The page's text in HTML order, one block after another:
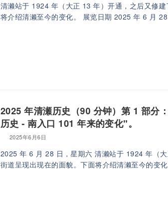
清濑站于 1924 年（大正 13 年）开通，之后又修
将介绍清濑至今的变化。 展览日期 2025 年 6 月
2025 年清瀬历史（90 分钟）第 1 部分
历史 - 南入口 101 年来的变化"。
2025年6月6日
2025 年 6 月 28 日，星期六 清濑站于 1924 年（
街道呈现出现在的面貌。下面将介绍清濑至今的